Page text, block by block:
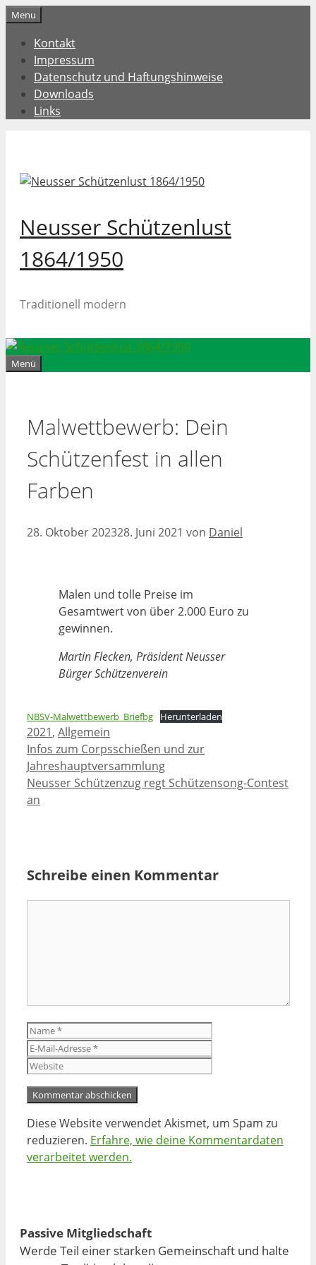
Zum
springen
Menu
Kontakt
Impressum
Datenschutz und Haftungshinweise
Downloads
Links
Neusser Schützenlust
1864/1950
Traditionell modern
Menü
Malwettbewerb: Dein
Schützenfest in allen
Farben
28. Oktober 202328. Juni 2021 von Daniel
Malen und tolle Preise im
Gesamtwert von über 2.000 Euro zu
gewinnen.
Martin Flecken, Präsident Neusser
Bürger Schützenverein
NBSV-Malwettbewerb_Briefbg Herunterladen
Kategorien
2021, Allgemein
Infos zum Corpsschießen und zur
Jahreshauptversammlung
Neusser Schützenzug regt Schützensong-Contest
an
Schreibe einen Kommentar
Name
Adresse
Diese Website verwendet Akismet, um Spam zu
reduzieren. Erfahre, wie deine Kommentardaten
verarbeitet werden.
Passive Mitgliedschaft
Werde Teil einer starken Gemeinschaft und halte